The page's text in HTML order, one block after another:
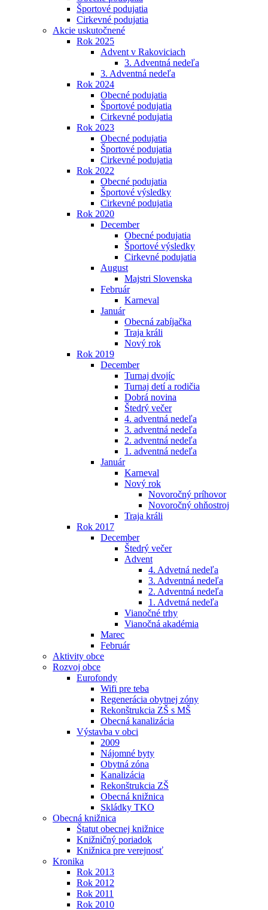
Športové podujatia
Cirkevné podujatia
Akcie uskutočnené
Rok 2025
Advent v Rakoviciach
3. Adventná nedeľa
3. Adventná nedeľa
Rok 2024
Obecné podujatia
Športové podujatia
Cirkevné podujatia
Rok 2023
Obecné podujatia
Športové podujatia
Cirkevné podujatia
Rok 2022
Obecné podujatia
Športové výsledky
Cirkevné podujatia
Rok 2020
December
Obecné podujatia
Športové výsledky
Cirkevné podujatia
August
Majstri Slovenska
Február
Karneval
Január
Obecná zabíjačka
Traja králi
Nový rok
Rok 2019
December
Turnaj dvojíc
Turnaj detí a rodičia
Dobrá novina
Štedrý večer
4. adventná nedeľa
3. adventná nedeľa
2. adventná nedeľa
1. adventná nedeľa
Január
Karneval
Nový rok
Novoročný príhovor
Novoročný ohňostroj
Traja králi
Rok 2017
December
Štedrý večer
Advent
4. Advetná nedeľa
3. Adventná nedeľa
2. Adventná nedeľa
1. Advetná nedeľa
Vianočné trhy
Vianočná akadémia
Marec
Február
Aktivity obce
Rozvoj obce
Eurofondy
Wifi pre teba
Regenerácia obytnej zóny
Rekonštrukcia ZŠ s MŠ
Obecná kanalizácia
Výstavba v obci
2009
Nájomné byty
Obytná zóna
Kanalizácia
Rekonštrukcia ZŠ
Obecná knižnica
Skládky TKO
Obecná knižnica
Štatut obecnej knižnice
Knižničný poriadok
Knižnica pre verejnosť
Kronika
Rok 2013
Rok 2012
Rok 2011
Rok 2010